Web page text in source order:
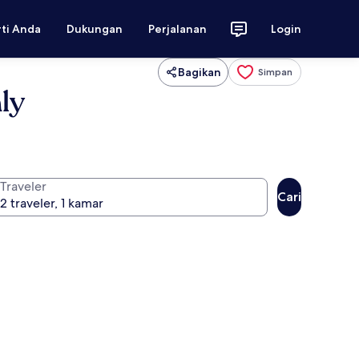
Anda Dukungan Perjalanan Login
Bagikan Simpan
Traveler
Cari